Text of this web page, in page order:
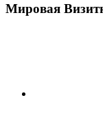
Мировая